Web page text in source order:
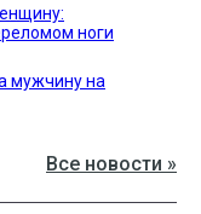
ноги
мужчину на
Все новости »